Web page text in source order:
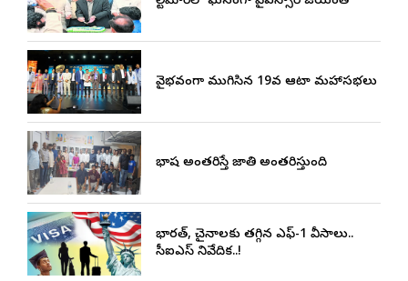
వైభవంగా ముగిసిన 19వ ఆటా మహాసభలు
భాష అంతరిస్తే జాతి అంతరిస్తుంది
భారత్, చైనాలకు తగ్గిన ఎఫ్-1 వీసాలు..
సీఐఎస్ నివేదిక..!